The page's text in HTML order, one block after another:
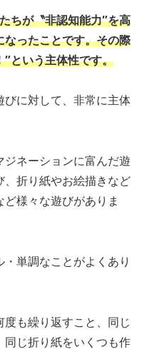
ちが〝非認知能力″を高
なったことです。その際
″という主体性です。
びに対して、非常に主体
ジネーションに富んだ遊
、折り紙やお絵描きなど
様々な遊びがありま
単調なことがよくあり
も繰り返すこと、同じ
同じ折り紙をいくつも作